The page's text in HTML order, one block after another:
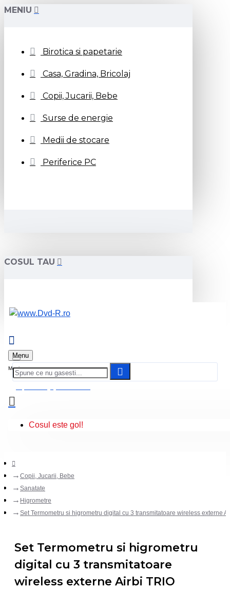
MENIU
Birotica si papetarie
Casa, Gradina, Bricolaj
Copii, Jucarii, Bebe
Surse de energie
Medii de stocare
Periferice PC
COSUL TAU
Menu
Cosul este gol!
Copii, Jucarii, Bebe
Sanatate
Higrometre
Set Termometru si higrometru digital cu 3 transmitatoare wireless externe
Set Termometru si higrometru
digital cu 3 transmitatoare
wireless externe Airbi TRIO